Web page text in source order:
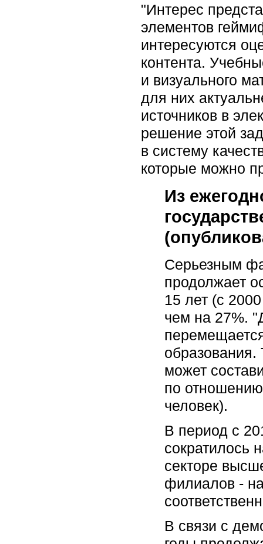
"Интерес
элементов
интересуются
контента.
и визуального
для них
источников в
решение этой
в систему
которые можно
Из
Серьезным
продолжает
15 лет (с
чем на 27%.
образования.
может
по отношению
человек).
В период с
сократилось
секторе
филиалов -
В связи с